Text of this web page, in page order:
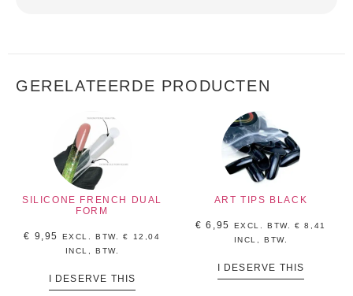
GERELATEERDE PRODUCTEN
SILICONE FRENCH DUAL
FORM
€ 9,95 EXCL. BTW.€
12,04
INCL, BTW.
I DESERVE THIS
ART TIPS BLACK
€ 6,95 EXCL. BTW.€ 8,41
INCL, BTW.
I DESERVE THIS